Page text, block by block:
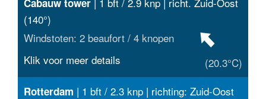
(140°)
Windstoten: 2 beaufort / 4 knopen
(20.3°C)
Klik voor meer details
Rotterdam | 1 bft / 2.3 knp | richting: Zuid-Oost